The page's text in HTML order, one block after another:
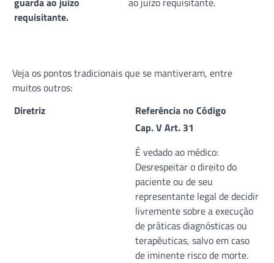
requisitante.
Veja os pontos tradicionais que se mantiveram, entre
muitos outros:
Diretriz
Referência no Código
Cap. V Art. 31
É vedado ao médico:
Desrespeitar o direito do
paciente ou de seu
representante legal de decidir
livremente sobre a execução
de práticas diagnósticas ou
terapêuticas, salvo em caso
de iminente risco de morte.